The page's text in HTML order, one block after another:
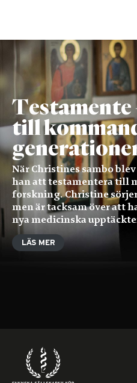
Testamente
till
När Christines sambo
han att testamentera till
forskning. Christine
men är tacksam över att
nya medicinska
LÄS MER